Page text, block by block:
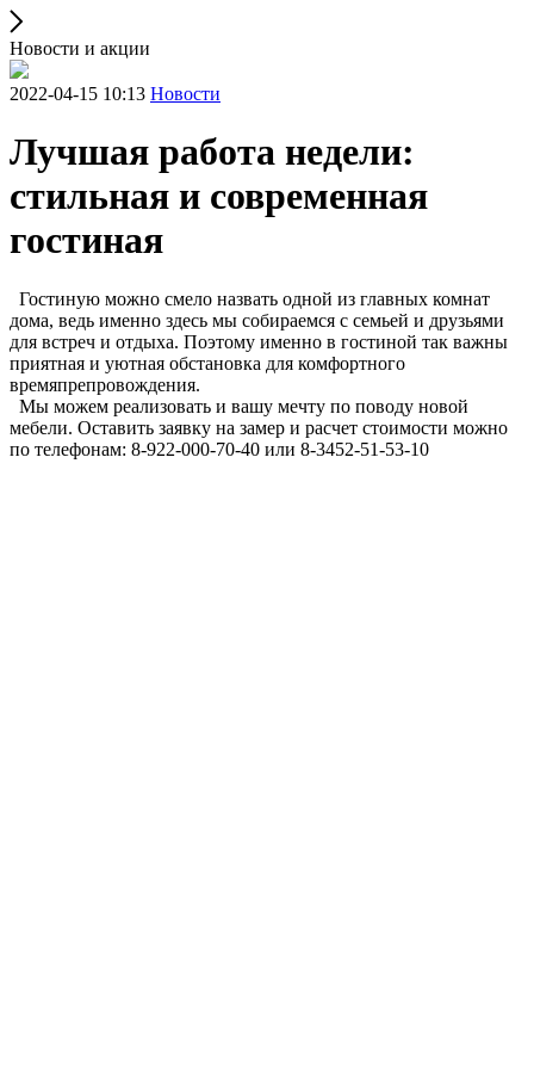
Новости и акции
2022-04-15 10:13 Новости
Лучшая работа недели:
стильная и современная
гостиная
Гостиную можно смело назвать одной из главных комнат
дома, ведь именно здесь мы собираемся с семьей и друзьями
для встреч и отдыха. Поэтому именно в гостиной так важны
приятная и уютная обстановка для комфортного
времяпрепровождения.
Мы можем реализовать и вашу мечту по поводу новой
мебели. Оставить заявку на замер и расчет стоимости можно
по телефонам: 8-922-000-70-40 или 8-3452-51-53-10